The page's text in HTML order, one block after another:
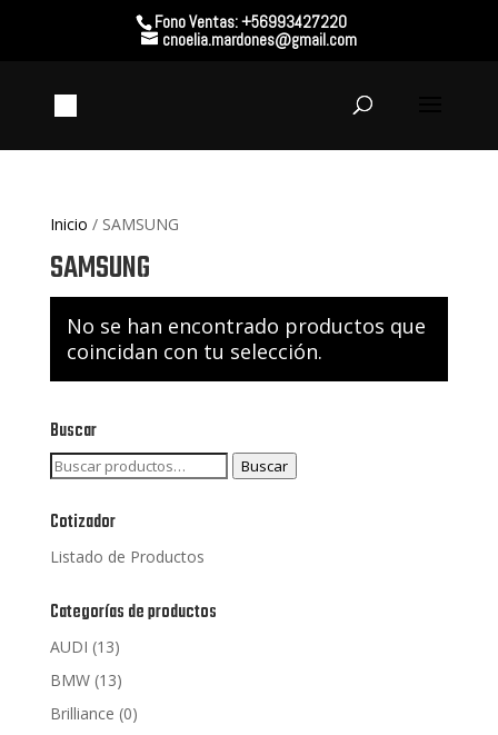
Fono Ventas: +56993427220
cnoelia.mardones@gmail.com
Inicio / SAMSUNG
SAMSUNG
No se han encontrado productos que
coincidan con tu selección.
Buscar
Buscar
Buscar
Cotizador
Listado de Productos
Categorías de productos
AUDI (13)
BMW (13)
Brilliance (0)